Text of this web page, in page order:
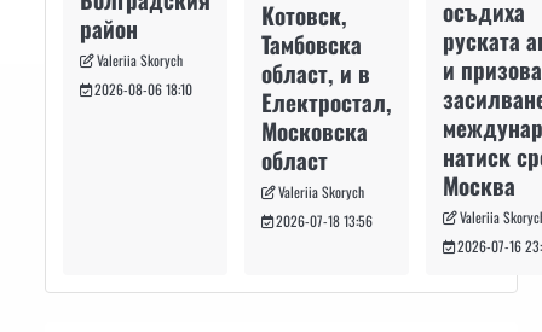
район
Valeriia Skorych
2026-08-06 18:10
Котовск,
Тамбовска
област, и в
Електростал,
Московска
област
Valeriia Skorych
2026-07-18 13:56
осъдиха
руската
и
натиск
Москва
Valeriia
2026-07-16